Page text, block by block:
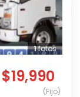
1fotos
$19,990
(Fijo)